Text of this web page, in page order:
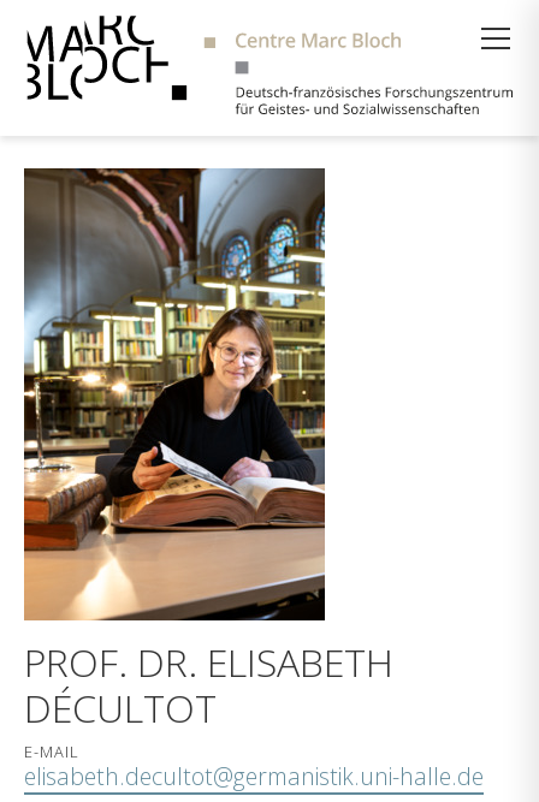
PROF. DR. ELISABETH
DÉCULTOT
E-MAIL
elisabeth.decultot@germanistik.uni-halle.de